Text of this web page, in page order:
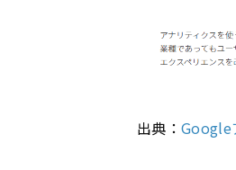
出典： Google